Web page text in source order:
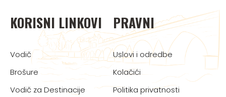
KORISNI LINKOVI
Vodič
Brošure
Vodič za Destinacije
PRAVNI
Uslovi i odredbe
Kolačići
Politika privatnosti